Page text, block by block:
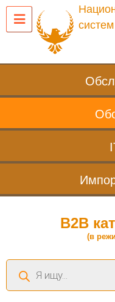
B2B
(в
Поиск
товаров